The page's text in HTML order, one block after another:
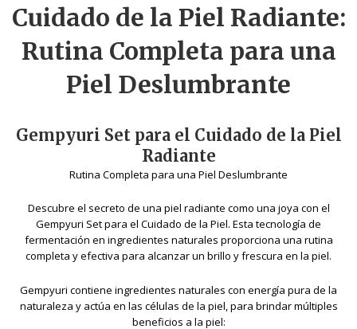
Cuidado de la Piel Radiante:
Rutina Completa para una
Piel Deslumbrante
Gempyuri Set para el Cuidado de la Piel
Radiante
Rutina Completa para una Piel Deslumbrante
Descubre el secreto de una piel radiante como una joya con el
Gempyuri Set para el Cuidado de la Piel. Esta tecnología de
fermentación en ingredientes naturales proporciona una rutina
completa y efectiva para alcanzar un brillo y frescura en la piel.
Gempyuri contiene ingredientes naturales con energía pura de la
naturaleza y actúa en las células de la piel, para brindar múltiples
beneficios a la piel: